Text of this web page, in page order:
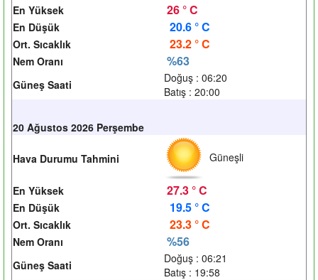
En Yüksek 26 ° C
En Düşük 20.6 ° C
Ort. Sıcaklık 23.2 ° C
Nem Oranı %63
Güneş Saati
Doğuş : 06:20
Batış : 20:00
20 Ağustos 2026 Perşembe
Hava Durumu Tahmini Güneşli
En Yüksek 27.3 ° C
En Düşük 19.5 ° C
Ort. Sıcaklık 23.3 ° C
Nem Oranı %56
Güneş Saati
Doğuş : 06:21
Batış : 19:58